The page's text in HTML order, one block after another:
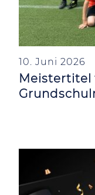
10. Juni 2026
Meistertitel